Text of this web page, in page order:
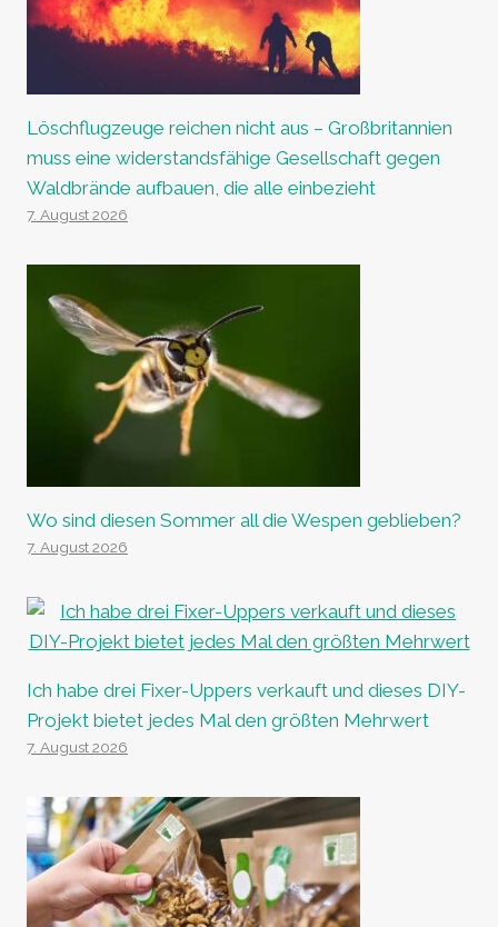
Löschflugzeuge reichen nicht aus – Großbritannien
muss eine widerstandsfähige Gesellschaft gegen
Waldbrände aufbauen, die alle einbezieht
7. August 2026
Wo sind diesen Sommer all die Wespen geblieben?
7. August 2026
Ich habe drei Fixer-Uppers verkauft und dieses DIY-
Projekt bietet jedes Mal den größten Mehrwert
7. August 2026